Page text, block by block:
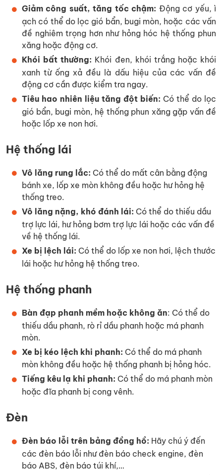
Giảm công suất, tăng tốc chậm: Động cơ yếu, ì
ạch có thể do lọc gió bẩn, bugi mòn, hoặc các vấn
đề nghiêm trọng hơn như hỏng hóc hệ thống phun
xăng hoặc động cơ.
Khói bất thường: Khói đen, khói trắng hoặc khói
xanh từ ống xả đều là dấu hiệu của các vấn đề
động cơ cần được kiểm tra ngay.
Tiêu hao nhiên liệu tăng đột biến: Có thể do lọc
gió bẩn, bugi mòn, hệ thống phun xăng gặp vấn đề
hoặc lốp xe non hơi.
Hệ thống lái
Vô lăng rung lắc: Có thể do mất cân bằng động
bánh xe, lốp xe mòn không đều hoặc hư hỏng hệ
thống treo.
Vô lăng nặng, khó đánh lái: Có thể do thiếu dầu
trợ lực lái, hư hỏng bơm trợ lực lái hoặc các vấn đề
về hệ thống lái.
Xe bị lệch lái: Có thể do lốp xe non hơi, lệch thước
lái hoặc hư hỏng hệ thống treo.
Hệ thống phanh
Bàn đạp phanh mềm hoặc không ăn: Có thể do
thiếu dầu phanh, rò rỉ dầu phanh hoặc má phanh
mòn.
Xe bị kéo lệch khi phanh: Có thể do má phanh
mòn không đều hoặc hệ thống phanh bị hỏng hóc.
Tiếng kêu lạ khi phanh: Có thể do má phanh mòn
hoặc đĩa phanh bị cong vênh.
Đèn
Đèn báo lỗi trên bảng đồng hồ: Hãy chú ý đến
các đèn báo lỗi như đèn báo check engine, đèn
báo ABS, đèn báo túi khí,…